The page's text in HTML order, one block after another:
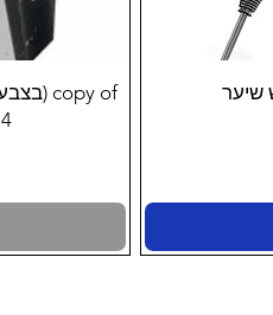
4 רמקול בלוטוס